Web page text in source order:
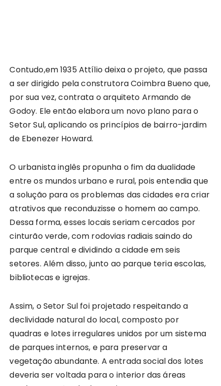
Contudo,em 1935 Attílio deixa o projeto, que passa
a ser dirigido pela construtora Coimbra Bueno que,
por sua vez, contrata o arquiteto Armando de
Godoy. Ele então elabora um novo plano para o
Setor Sul, aplicando os princípios de bairro-jardim
de Ebenezer Howard.
O urbanista inglês propunha o fim da dualidade
entre os mundos urbano e rural, pois entendia que
a solução para os problemas das cidades era criar
atrativos que reconduzisse o homem ao campo.
Dessa forma, esses locais seriam cercados por
cinturão verde, com rodovias radiais saindo do
parque central e dividindo a cidade em seis
setores. Além disso, junto ao parque teria escolas,
bibliotecas e igrejas.
Assim, o Setor Sul foi projetado respeitando a
declividade natural do local, composto por
quadras e lotes irregulares unidos por um sistema
de parques internos, e para preservar a
vegetação abundante. A entrada social dos lotes
deveria ser voltada para o interior das áreas